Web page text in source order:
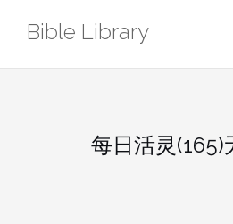
Bible Library
每日活灵(165)